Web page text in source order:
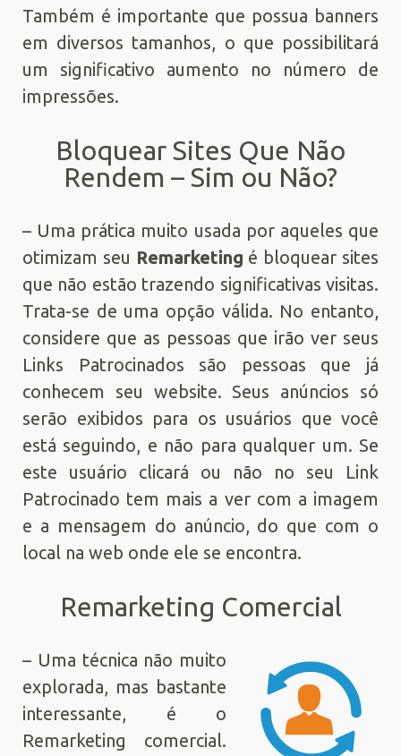
Também é importante que possua banners
em diversos tamanhos, o que possibilitará
um significativo aumento no número de
impressões.
Bloquear Sites Que Não
Rendem – Sim ou Não?
– Uma prática muito usada por aqueles que
otimizam seu Remarketing é bloquear sites
que não estão trazendo significativas visitas.
Trata-se de uma opção válida. No entanto,
considere que as pessoas que irão ver seus
Links Patrocinados são pessoas que já
conhecem seu website. Seus anúncios só
serão exibidos para os usuários que você
está seguindo, e não para qualquer um. Se
este usuário clicará ou não no seu Link
Patrocinado tem mais a ver com a imagem
e a mensagem do anúncio, do que com o
local na web onde ele se encontra.
Remarketing Comercial
– Uma técnica não muito
explorada, mas bastante
interessante, é o
Remarketing comercial.